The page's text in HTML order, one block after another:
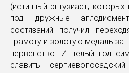
(истинный энтузиаст,
под дружные
состязаний получил
грамоту и золотую медаль
первенство. И целый год
славить